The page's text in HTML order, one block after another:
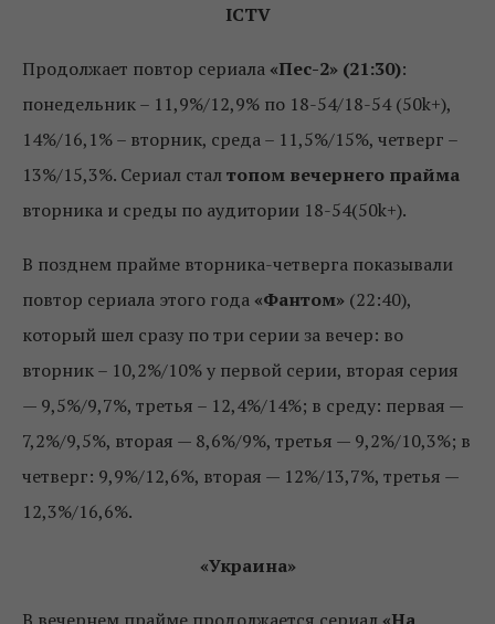
ICTV
Продолжает повтор сериала «Пес-2» (21:30):
понедельник – 11,9%/12,9% по 18-54/18-54 (50k+),
14%/16,1% – вторник, среда – 11,5%/15%, четверг –
13%/15,3%. Сериал сталтопом вечернего прайма
вторника и среды по аудитории 18-54(50k+).
В позднем прайме вторника-четверга показывали
повтор сериала этого года «Фантом» (22:40),
который шел сразу по три серии за вечер: во
вторник – 10,2%/10% у первой серии, вторая серия
— 9,5%/9,7%, третья – 12,4%/14%; в среду: первая —
7,2%/9,5%, вторая — 8,6%/9%, третья — 9,2%/10,3%; в
четверг: 9,9%/12,6%, вторая — 12%/13,7%, третья —
12,3%/16,6%.
«Украина»
В вечернем прайме продолжается сериал «На